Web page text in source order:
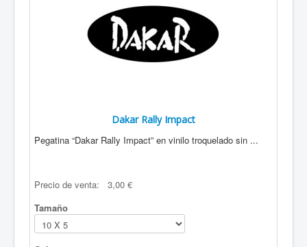
Dakar Rally Impact
Pegatina “Dakar Rally Impact” en vinilo troquelado sin ...
Precio de venta:
3,00 €
Tamaño